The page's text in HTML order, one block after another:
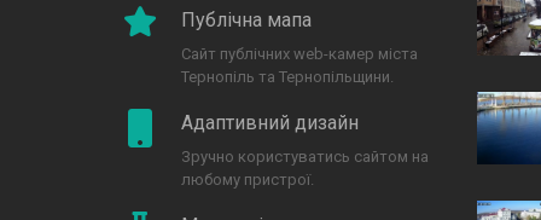
Публічна мапа
Сайт публічних web-камер міста
Тернопіль та Тернопільщини.
Адаптивний дизайн
Зручно користуватись сайтом на
любому пристрої.